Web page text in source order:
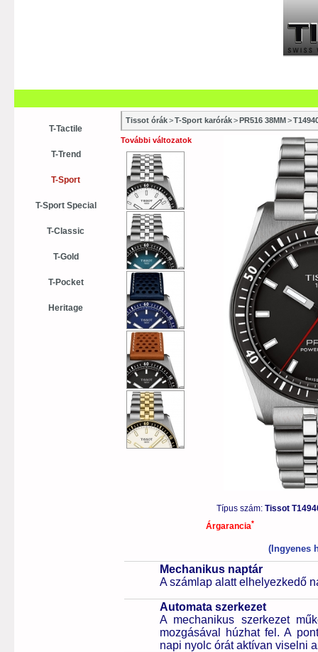
T-Tactile
T-Trend
T-Sport
T-Sport Special
T-Classic
T-Gold
T-Pocket
Heritage
Tissot órák>T-Sport karórák>PR516 38MM>
További változatok
Típus szám: Tissot
Árgarancia*
(Ingyenes
Mechanikus naptár
A számlap alatt elhelyezkedő
Automata szerkezet
A mechanikus szerkezet
mozgásával húzhat fel. A
napi nyolc órát aktívan viselni